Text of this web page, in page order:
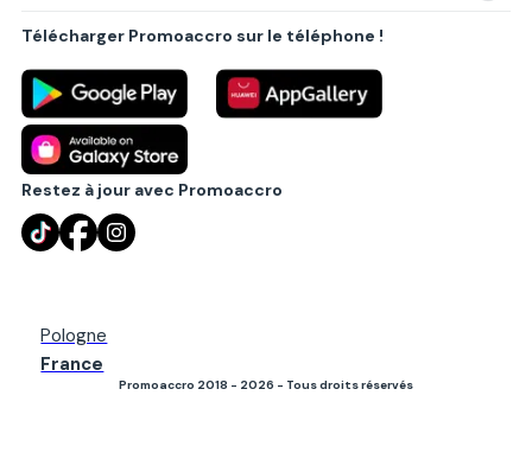
Villes principales
Politique de confidentialité
Règlements
Partenariat B2B
Blog
Contact
Télécharger Promoaccro sur le téléphone !
Restez à jour avec Promoaccro
Pologne
France
Promoaccro 2018 - 2026 - Tous droits réservés